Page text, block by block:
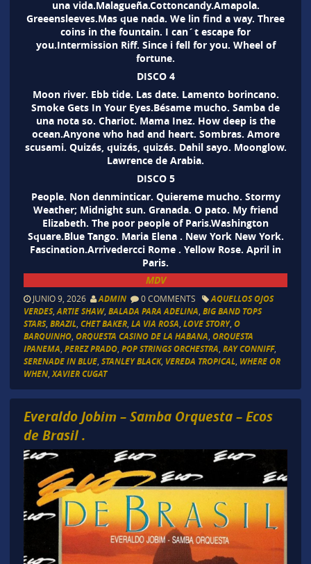
una vida.Malagueña.Cottoncandy.Amapola.
Greeensleeves.Mas que nada. We lin find a way. Three
coins in the fountain. I can´t escape for
you.Intermission Riff. Since i fell for you. Wheel of
fortune.
DISCO 4
Moon river. Ebb tide. Las date. Lamento borincano.
Smoke Gets In Your Eyes.Bésame mucho. Samba de
una nota so. Chariot. Mama Inez. How deep is the
ocean.Anyone who had and heart. Sombras. Amore
scusami. Quizás, quizás, quizás. Dahil sayo. Moonglow.
Lawrence de Arabia.
DISCO 5
People. Non denminticar. Quiereme mucho. Stormy
Weather; Midnight sun. Granada. O pato. My friend
Elizabeth. The poor people of Paris.Washington
Square.Blue Tango. Maria Elena . New York New York.
Fascination.Arrivedercci Rome . Yellow Rose. April in
Paris.
MDV
JUNIO 9, 2026 ADMIN 0 COMMENTS
AQUELLOS OJOS
VERDES, ARTIE SHAW, BALADA PARA ADELINA BIG BAND TOPS
STARS, BRAZIL, CHET BAKER, LA VIA ROSA LOVE STORY, O
BARQUINHO, ORQUESTA CASINO DE LA HABANA ORQUESTA
IPANEMA PEREZ PRADO, POP STRINGS ORCHESTRA RAY CONNIFF,
SERENADE IN BLUE, STANLEY BLACK, VEREDA TROPICAL, WHERE OR
WHEN, XAVIER CUGAT
Everaldo Jobim – Samba Orquesta – Ecos
de Brasil .